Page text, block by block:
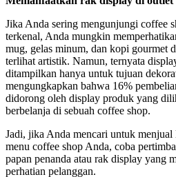
Jika Anda sering mengunjungi coffee
terkenal, Anda mungkin
mug, gelas minum, dan kopi gourmet
terlihat artistik. Namun, ternyata
ditampilkan hanya untuk tujuan
mengungkapkan bahwa 16%
didorong oleh display produk yang
berbelanja di sebuah coffee shop.
Jadi, jika Anda mencari untuk
menu coffee shop Anda, coba
papan penanda atau rak display yang
perhatian pelanggan.